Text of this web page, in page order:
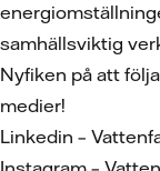
samhällsviktig
Nyfiken på att
medier!
Linkedin –